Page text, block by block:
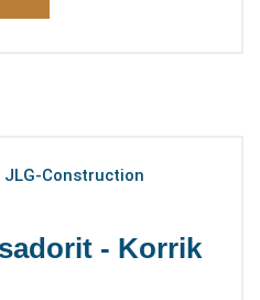
JLG-Construction
- Korrik